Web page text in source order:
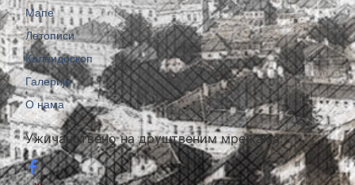
Ужичанствено на друштвеним мрежама:
Мапе
Летописи
Калеидоскоп
Галерије
О нама